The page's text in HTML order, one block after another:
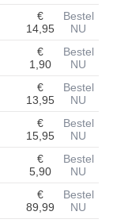
€
14,95
Bestel
NU
€
1,90
Bestel
NU
€
13,95
Bestel
NU
€
15,95
Bestel
NU
€
5,90
Bestel
NU
€
89,99
Bestel
NU